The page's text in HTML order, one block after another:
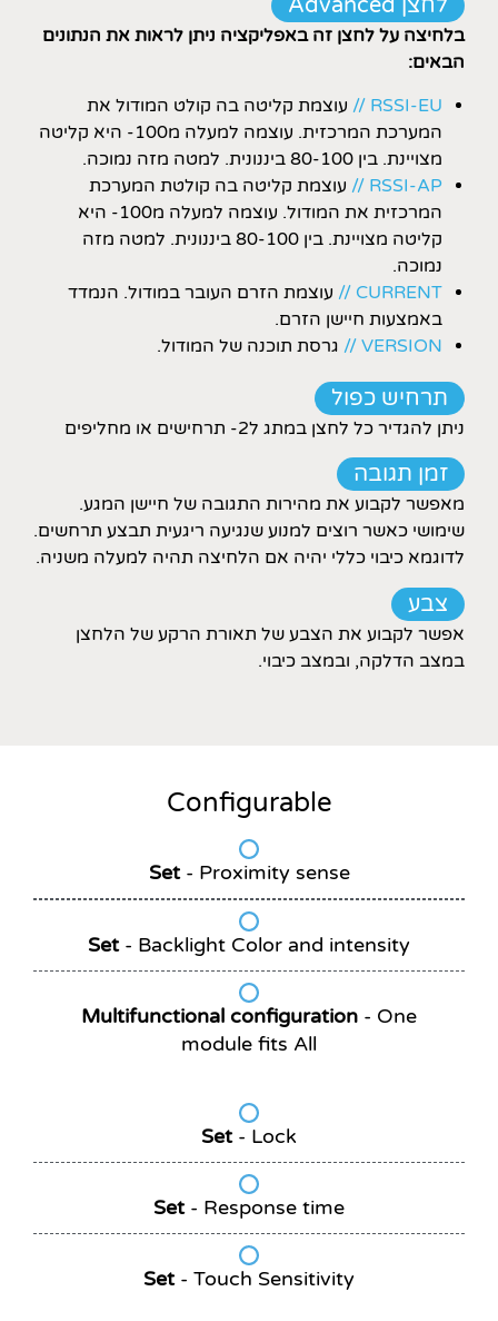
לחצן Advanced
בלחיצה על לחצן זה באפליקציה ניתן לראות את הנתונים
הבאים:
RSSI-EU //
עוצמת קליטה בה קולט המודול את
המערכת המרכזית. עוצמה למעלה מ100- היא קליטה
מצויינת. בין 80-100 ביננונית. למטה מזה נמוכה.
RSSI-AP //
עוצמת קליטה בה קולטת המערכת
המרכזית את המודול. עוצמה למעלה מ100- היא
קליטה מצויינת. בין 80-100 ביננונית. למטה מזה
נמוכה.
CURRENT //
עוצמת הזרם העובר במודול. הנמדד
באמצעות חיישן הזרם.
VERSION //
גרסת תוכנה של המודול.
תרחיש כפול
ניתן להגדיר כל לחצן במתג ל2- תרחישים או מחליפים
זמן תגובה
מאפשר לקבוע את מהירות התגובה של חיישן המגע.
שימושי כאשר רוצים למנוע שנגיעה ריגעית תבצע תרחשים.
לדוגמא כיבוי כללי יהיה אם הלחיצה תהיה למעלה משניה.
צבע
אפשר לקבוע את הצבע של תאורת הרקע של הלחצן
במצב הדלקה, ובמצב כיבוי.
Configurable
Multifunctional configuration - One
module fits All
Set- Backlight Color and intensity
Set- Proximity sense
Set- Touch Sensitivity
Set- Response time
Set- Lock